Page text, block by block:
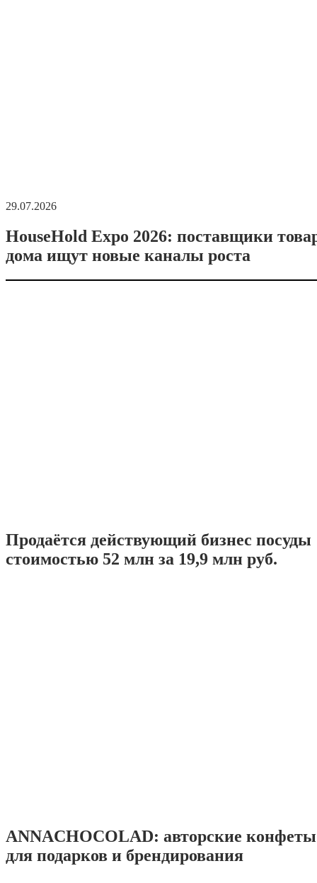
29.07.2026
HouseHold Expo 2026: поставщики
дома ищут новые каналы роста
Продаётся действующий бизнес посуды
стоимостью 52 млн за 19,9 млн руб.
ANNACHOCOLAD: авторские
для подарков и брендирования